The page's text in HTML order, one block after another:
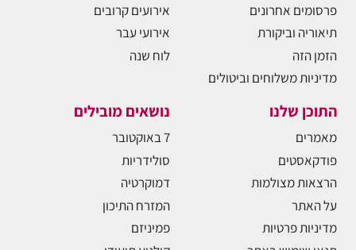
פרסומים אחרונים
תיאוריה וביקורת
הזמן הזה
מדיניות משלוחים וביטולים
אירועים קרובים
אירועי עבר
לוח שנה
התוכן שלנו
מאמרים
פודקאסטים
הרצאות מצולמות
על האתר
מדיניות פרטיות
נושאים מובילים
7 באוקטובר
סולידריות
דמוקרטיה
המזרח התיכון
פמיניזם